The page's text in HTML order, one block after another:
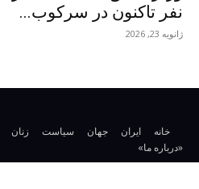
نفر تاکنون در سرکوب...
ژانویه 23, 2026
خانه ایران جهان سیاست زنان
«درباره ما»